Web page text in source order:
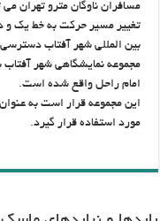
مسافران ناوگان مترو تهران
تغییر مسیر حرکت به خط یک و
بین المللی شهر آفتاب
امام راحل واقع شده است.
این مجموعه قرار است به
مورد استفاده قرار گیرد.